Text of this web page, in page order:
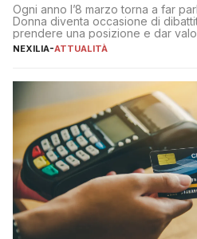
Ogni anno l’8 marzo torna a far
Donna diventa occasione di
prendere una posizione e dar
sua complessità e crucialità. A
NEXILIA-ATTUALITÀ